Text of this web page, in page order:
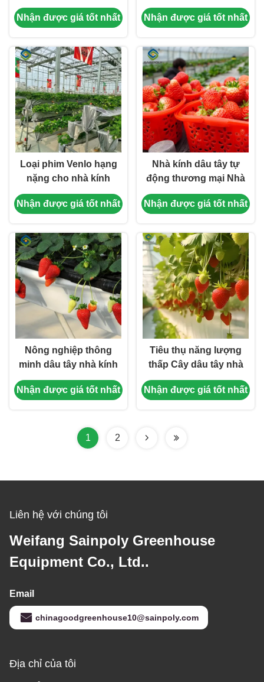
nhà kính Sản xuất dâu
tây
Nhận được giá tốt nhất
cho dâu tây
Nhận được giá tốt nhất
Loại phim Venlo hạng
nặng cho nhà kính
thương mại
Nhận được giá tốt nhất
Nhà kính dâu tây tự
động thương mại Nhà
kính phim đa dải
Nhận được giá tốt nhất
Nông nghiệp thông
minh dâu tây nhà kính
máy tính bảng nhà kính
thân thiện với môi
Nhận được giá tốt nhất
Tiêu thụ năng lượng
thấp Cây dâu tây nhà
kính tùy chỉnh 1,1m
chiều cao
Nhận được giá tốt nhất
1 2
Liên hệ với chúng tôi
Weifang Sainpoly Greenhouse
Equipment Co., Ltd..
Email
chinagoodgreenhouse10@sainpoly.com
Địa chỉ của tôi